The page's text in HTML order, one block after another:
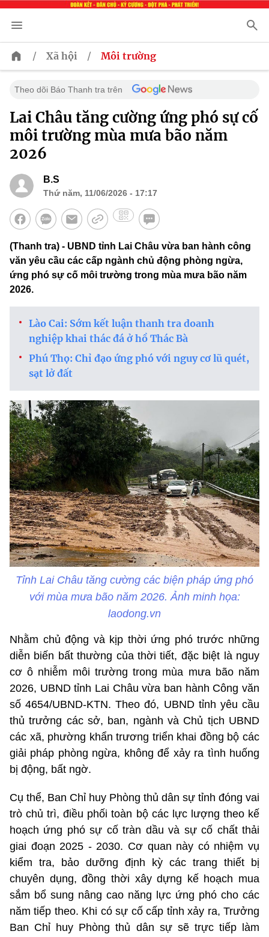
/ Xã hội / Môi trường
Theo dõi Báo Thanh tra trên
Lai Châu tăng cường ứng phó sự cố
môi trường mùa mưa bão năm
2026
B.S
Thứ năm, 11/06/2026 - 17:17
(Thanh tra) - UBND tỉnh Lai Châu vừa ban hành công
văn yêu cầu các cấp ngành chủ động phòng ngừa,
ứng phó sự cố môi trường trong mùa mưa bão năm
2026.
Lào Cai: Sớm kết luận thanh tra doanh
nghiệp khai thác đá ở hồ Thác Bà
Phú Thọ: Chỉ đạo ứng phó với nguy cơ lũ quét,
sạt lở đất
Tỉnh Lai Châu tăng cường các biện pháp ứng phó
với mùa mưa bão năm 2026. Ảnh minh họa:
laodong.vn
Nhằm chủ động và kịp thời ứng phó trước những
diễn biến bất thường của thời tiết, đặc biệt là nguy
cơ ô nhiễm môi trường trong mùa mưa bão năm
2026, UBND tỉnh Lai Châu vừa ban hành Công văn
số 4654/UBND-KTN. Theo đó, UBND tỉnh yêu cầu
thủ trưởng các sở, ban, ngành và Chủ tịch UBND
các xã, phường khẩn trương triển khai đồng bộ các
giải pháp phòng ngừa, không để xảy ra tình huống
bị động, bất ngờ.
Cụ thể, Ban Chỉ huy Phòng thủ dân sự tỉnh đóng vai
trò chủ trì, điều phối toàn bộ các lực lượng theo kế
hoạch ứng phó sự cố tràn dầu và sự cố chất thải
giai đoạn 2025 - 2030. Cơ quan này có nhiệm vụ
kiểm tra, bảo dưỡng định kỳ các trang thiết bị
chuyên dụng, đồng thời xây dựng kế hoạch mua
sắm bổ sung nâng cao năng lực ứng phó cho các
năm tiếp theo. Khi có sự cố cấp tỉnh xảy ra, Trưởng
Ban Chỉ huy Phòng thủ dân sự sẽ trực tiếp làm